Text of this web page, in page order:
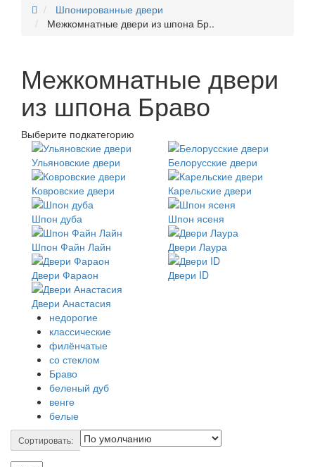
Шпонированные двери
Межкомнатные двери из шпона Бр..
Межкомнатные двери
из шпона Браво
Выберите подкатегорию
Ульяновские двери
Белорусские двери
Ковровские двери
Карельские двери
Шпон дуба
Шпон ясеня
Шпон Файн Лайн
Двери Лаура
Двери Фараон
Двери ID
Двери Анастасия
недорогие
классические
филёнчатые
со стеклом
Браво
беленый дуб
венге
белые
Сортировать: